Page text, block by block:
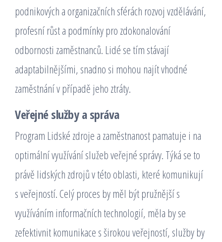
podnikových a organizačních sférách rozvoj vzdělávání,
profesní růst a podmínky pro zdokonalování
odbornosti zaměstnanců. Lidé se tím stávají
adaptabilnějšími, snadno si mohou najít vhodné
zaměstnání v případě jeho ztráty.
Veřejné služby a správa
Program Lidské zdroje a zaměstnanost pamatuje i na
optimální využívání služeb veřejné správy. Týká se to
právě lidských zdrojů v této oblasti, které komunikují
s veřejností. Celý proces by měl být pružnější s
využíváním informačních technologií, měla by se
zefektivnit komunikace s širokou veřejností, služby by